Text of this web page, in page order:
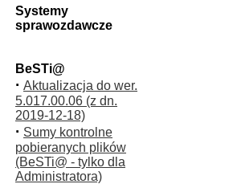
Systemy
sprawozdawcze
BeSTi@
· Aktualizacja do wer.
5.017.00.06 (z dn.
2019-12-18)
· Sumy kontrolne
pobieranych plików
(BeSTi@ - tylko dla
Administratora)